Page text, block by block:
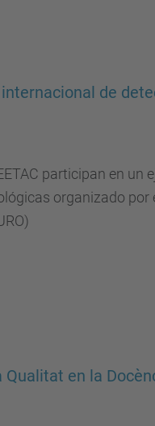
de
participan en un
organizado por
en la